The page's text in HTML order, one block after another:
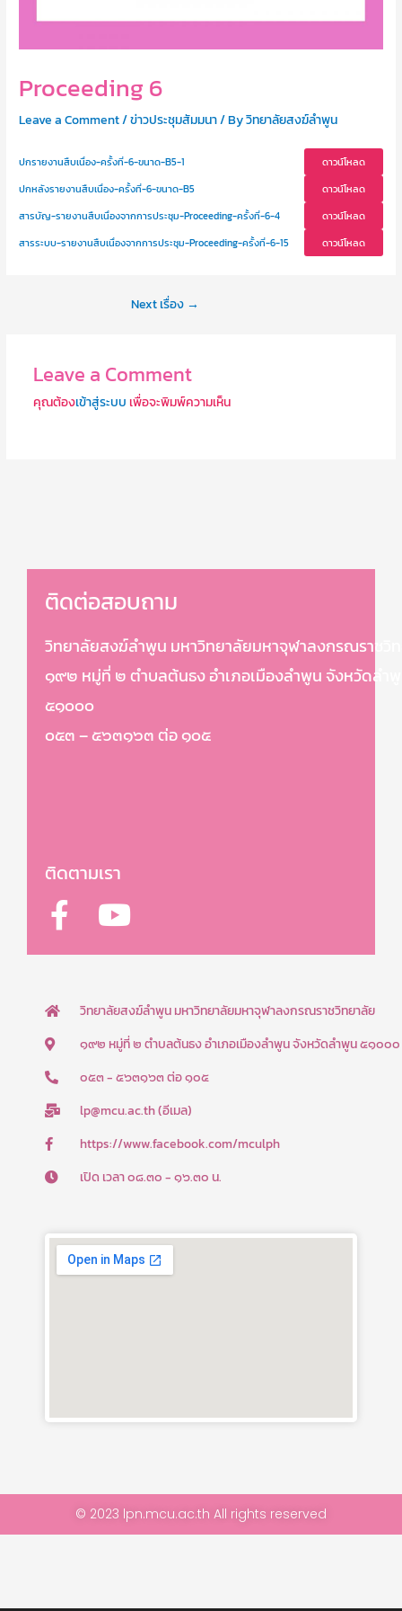
Proceeding 6
Leave a Comment/ข่าวประชุมสัมมนา/ Byวิทยาลัยสงฆ์ลำพูน
ปกรายงานสืบเนื่อง-ครั้งที่-6-ขนาด-B5-1
ดาวน์โหลด
ปกหลังรายงานสืบเนื่อง-ครั้งที่-6-ขนาด-B5
ดาวน์โหลด
สารบัญ-รายงานสืบเนื่องจากการประชุม-Proceeding-ครั้งที่-6-4
ดาวน์โหลด
สารระบบ-รายงานสืบเนื่องจากการประชุม-Proceeding-ครั้งที่-6-15
ดาวน์โหลด
Next เรื่อง →
Leave a Comment
คุณต้องเข้าสู่ระบบ เพื่อจะพิมพ์ความเห็น
ติดต่อสอบถาม
วิทยาลัยสงฆ์ลำพูน มหาวิทยาลัยมหาจุฬาลงกรณราชวิ
๑๙๒ หมู่ที่ ๒ ตำบลต้นธง อำเภอเมืองลำพูน จังหวัดลำ
๕๑๐๐๐
๐๕๓ – ๕๖๓๑๖๓ ต่อ ๑๐๕
ติดตามเรา
F
a
c
b
-
Y
o
u
u
b
e
วิทยาลัยสงฆ์ลำพูน มหาวิทยาลัยมหาจุฬาลงกรณราชวิทยาลัย
๑๙๒ หมู่ที่ ๒ ตำบลต้นธง อำเภอเมืองลำพูน จังหวัดลำพูน ๕๑๐๐๐
๐๕๓ - ๕๖๓๑๖๓ ต่อ ๑๐๕
lp@mcu.ac.th (อีเมล)
https://www.facebook.com/mculph
เปิด เวลา ๐๘.๓๐ - ๑๖.๓๐ น.
© 2023 lpn.mcu.ac.th All rights reserved